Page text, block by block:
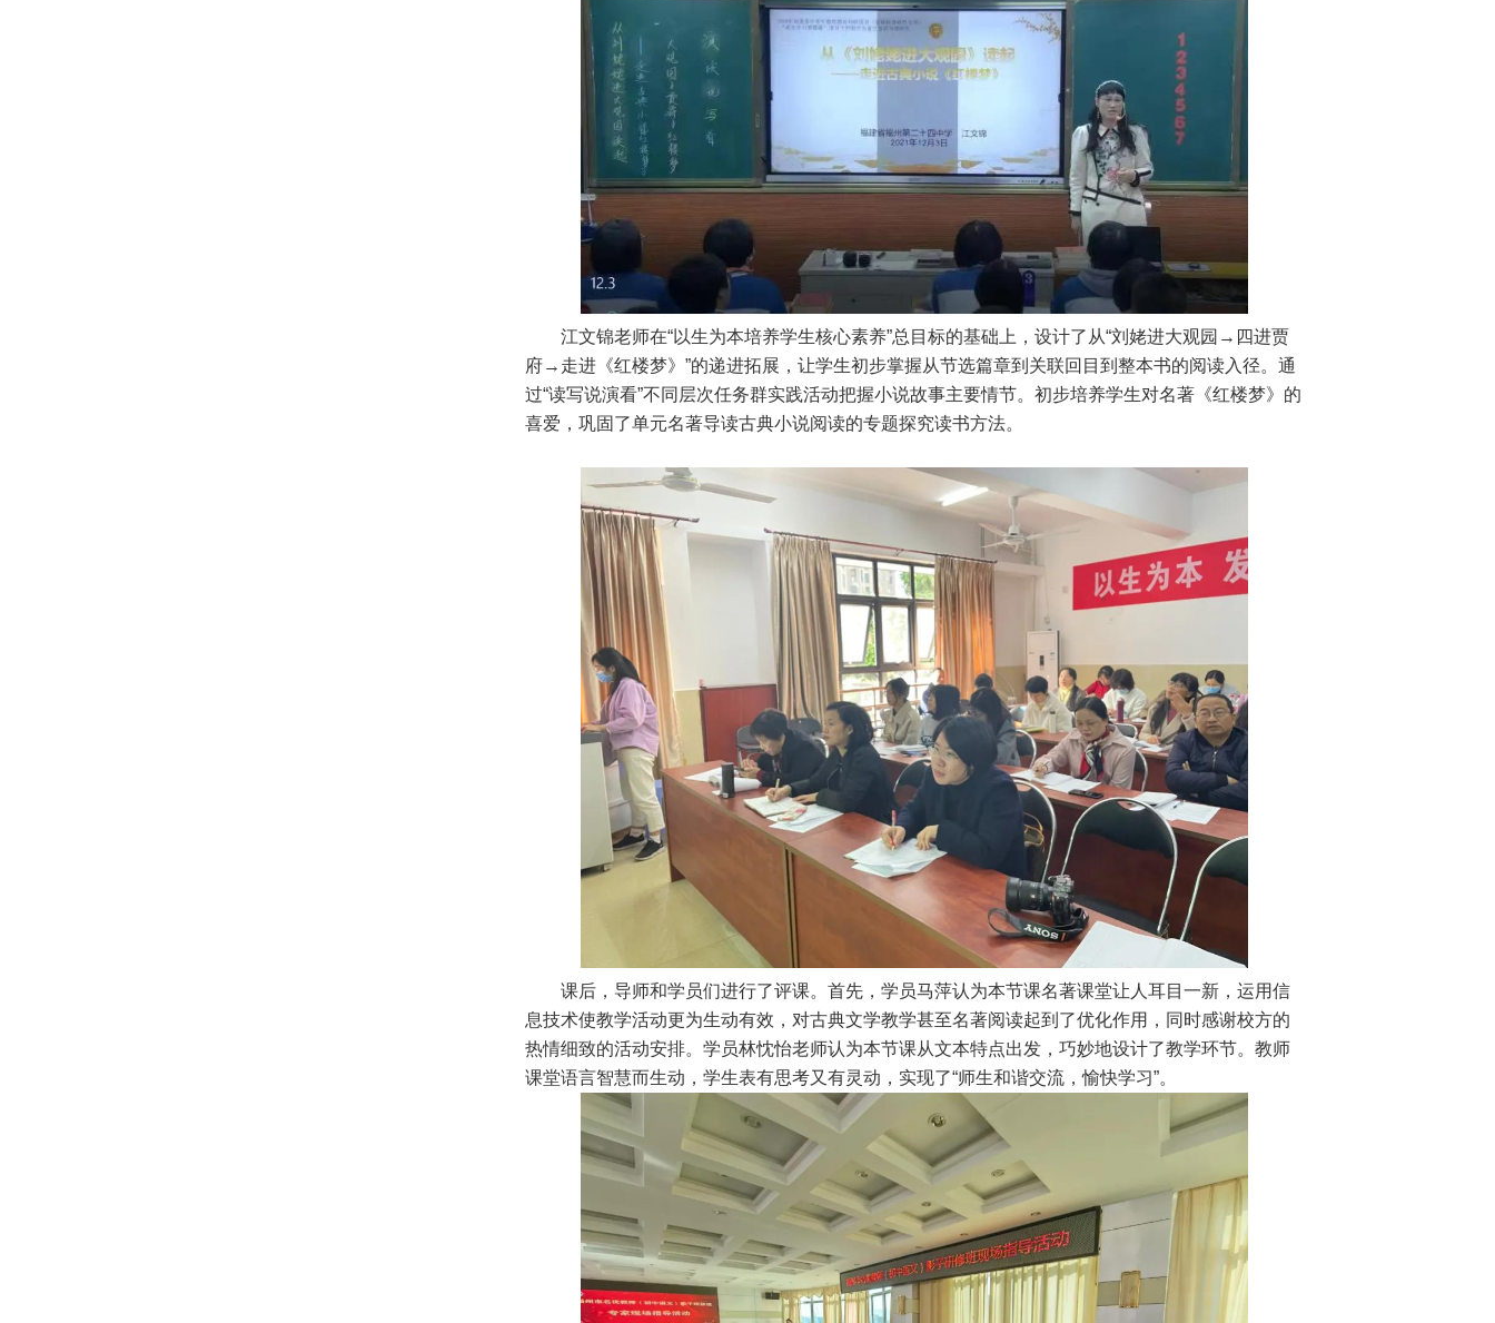
江文锦老师在“以生为本培养学生核心素养”总目标的基础上，设计了从“刘姥进大观园→四进贾
府→走进《红楼梦》”的递进拓展，让学生初步掌握从节选篇章到关联回目到整本书的阅读入径。通
过“读写说演看”不同层次任务群实践活动把握小说故事主要情节。初步培养学生对名著《红楼梦》的
喜爱，巩固了单元名著导读古典小说阅读的专题探究读书方法。
课后，导师和学员们进行了评课。 首先，学员马萍认为本节课名著课堂让人耳目一新，运用信
息技术使教学活动更为生动有效，对古典文学教学甚至名著阅读起到了优化作用，同时感谢校方的
热情细致的活动安排。 学员林忱怡老师认为本节课从文本特点出发，巧妙地设计了教学环节。教师
课堂语言智慧而生动，学生表有思考又有灵动，实现了“师生和谐交流，愉快学习”。